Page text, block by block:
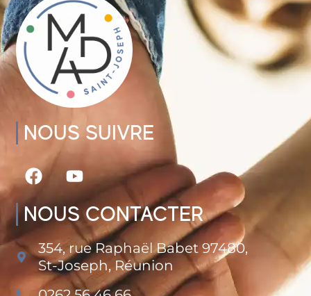
NOUS SUIVRE
NOUS CONTACTER
354, rue Raphaël Babet 97480,
St-Joseph, Réunion